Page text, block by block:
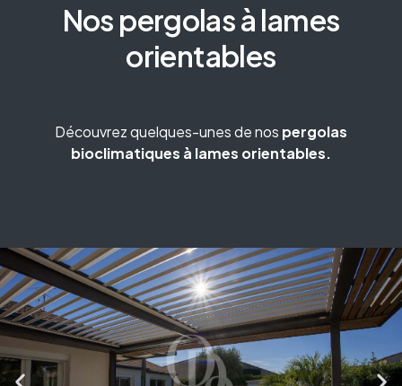
Nos pergolas à lames
orientables
Découvrez quelques-unes de nos pergolas
bioclimatiques à lames orientables.